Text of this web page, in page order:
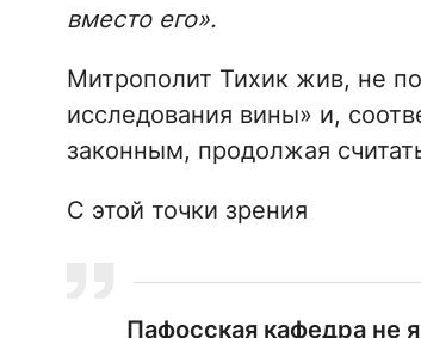
вместо его».
Митрополит Тихик жив, не
исследования вины» и,
законным, продолжая
С этой точки зрения
Пафосская кафедра не